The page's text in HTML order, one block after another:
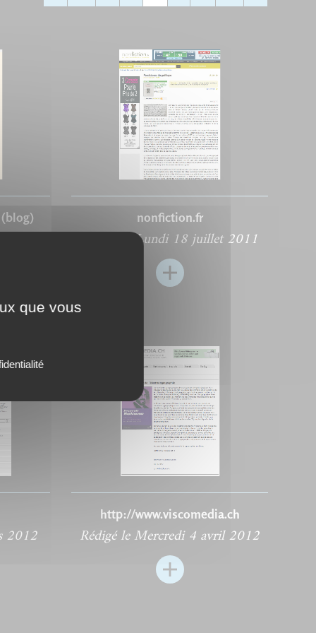
nonfiction.fr
Rédigé le Lundi 18 juillet 2011
2012
http://www.viscomedia.ch
Rédigé le Mercredi 4 avril 2012
que vous